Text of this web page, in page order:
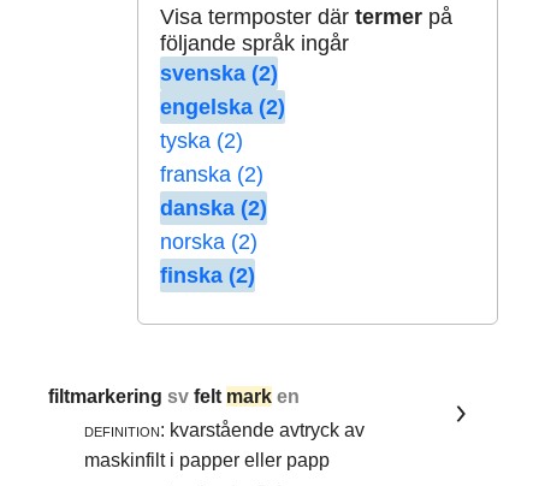
Visa termposter där termerpå
följande språk ingår
svenska (2)
engelska (2)
tyska (2)
franska (2)
danska (2)
norska (2)
finska (2)
filtmarkeringsvfelt mark en
definition: kvarstående avtryck av
maskinfilt i papper eller papp